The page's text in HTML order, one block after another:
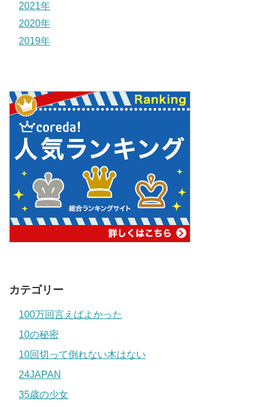
2021年
2020年
2019年
カテゴリー
100万回言えばよかった
10の秘密
10回切って倒れない木はない
24JAPAN
35歳の少女